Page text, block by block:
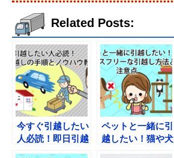
Related Posts:
今すぐ引越したい
人必読！即日引越
ペットと一緒に引
越したい！猫や犬